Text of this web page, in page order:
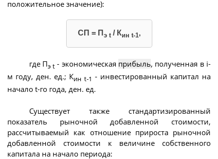
положительное значение):
СП = П э t/ Кин t-1,
где Пэ t- экономическая прибыль, полученная в i-
м году, ден. ед.; Кин t-1 - инвестированный капитал на
начало t-го года, ден. ед.
Существует также стандартизированный
показатель рыночной добавленной стоимости,
рассчитываемый как отношение прироста рыночной
добавленной стоимости к величине собственного
капитала на начало периода: